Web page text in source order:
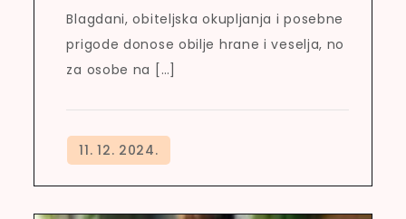
Blagdani, obiteljska okupljanja i posebne
prigode donose obilje hrane i veselja, no
za osobe na […]